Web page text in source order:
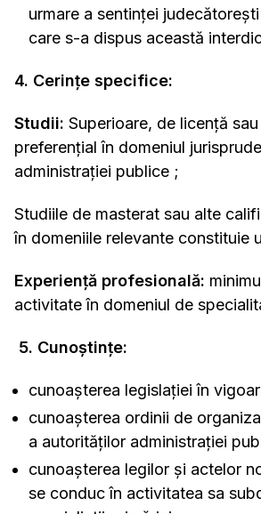
urmare a sentinţei
care s-a dispus această
4. Cerinţe specifice:
Studii: Superioare, de licenţă
preferenţial în domeniul
administraţiei publice ;
Studiile de masterat sau alte
în domeniile relevante constituie
Experienţă profesională:
activitate în domeniul de
5. Cunoştinţe:
cunoaşterea legislaţiei în
cunoaşterea ordinii de
a autorităţilor administraţiei
cunoaşterea legilor şi actelor
se conduc în activitatea sa